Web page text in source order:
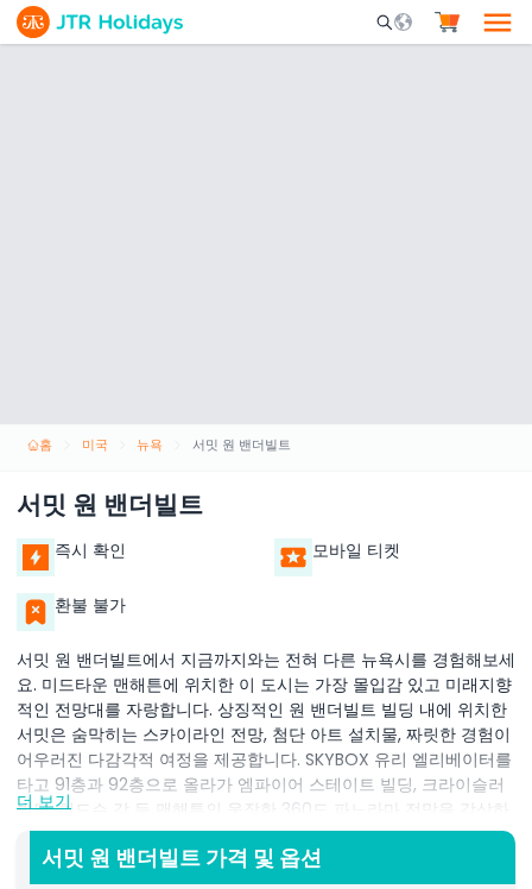
Mobile Search
홈 미국 뉴욕 서밋 원 밴더빌트
서밋 원 밴더빌트
즉시 확인 모바일 티켓
환불 불가
서밋 원 밴더빌트에서 지금까지와는 전혀 다른 뉴욕시를 경험해보세
요. 미드타운 맨해튼에 위치한 이 도시는 가장 몰입감 있고 미래지향
적인 전망대를 자랑합니다. 상징적인 원 밴더빌트 빌딩 내에 위치한
서밋은 숨막히는 스카이라인 전망, 첨단 아트 설치물, 짜릿한 경험이
어우러진 다감각적 여정을 제공합니다. SKYBOX 유리 엘리베이터를
타고 91층과 92층으로 올라가 엠파이어 스테이트 빌딩, 크라이슬러
빌딩, 허드슨 강 등 맨해튼의 웅장한 360도 파노라마 전망을 감상하
세요. 하지만 서밋은 단순한 뉴욕시 전망대 그 이상입니다. 거울 벽과
LED 조명으로 공간을 초현실적이고 인스타그램에 올리기 좋은 꿈 같
은 풍경으로 변모시키는 인피니티 룸을 탐험해보세요. 매디슨 애비
더 보기
서밋 원 밴더빌트 가격 및 옵션